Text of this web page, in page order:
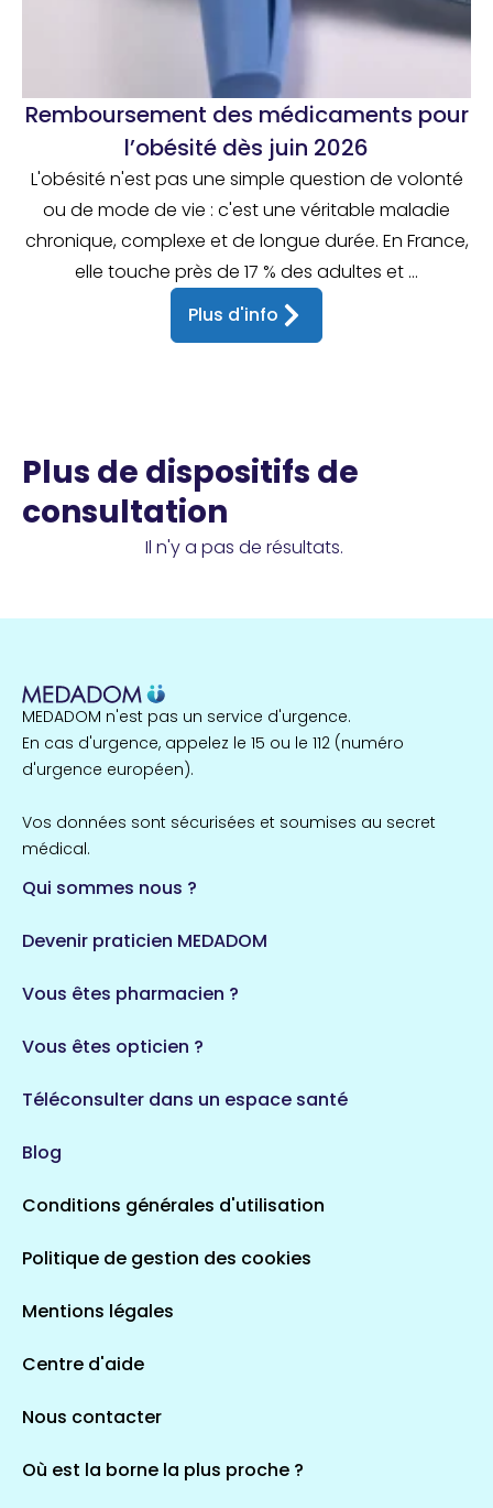
Remboursement des médicaments pour
l’obésité dès juin 2026
L'obésité n'est pas une simple question de volonté
ou de mode de vie : c'est une véritable maladie
chronique, complexe et de longue durée. En France,
elle touche près de 17 % des adultes et ...
Plus d'info
Plus de dispositifs de
consultation
Il n'y a pas de résultats.
MEDADOM n'est pas un service d'urgence.
En cas d'urgence, appelez le 15 ou le 112 (numéro
d'urgence européen).
Vos données sont sécurisées et soumises au secret
médical.
Qui sommes nous ?
Devenir praticien MEDADOM
Vous êtes pharmacien ?
Vous êtes opticien ?
Téléconsulter dans un espace santé
Blog
Conditions générales d'utilisation
Politique de gestion des cookies
Mentions légales
Centre d'aide
Nous contacter
Où est la borne la plus proche ?